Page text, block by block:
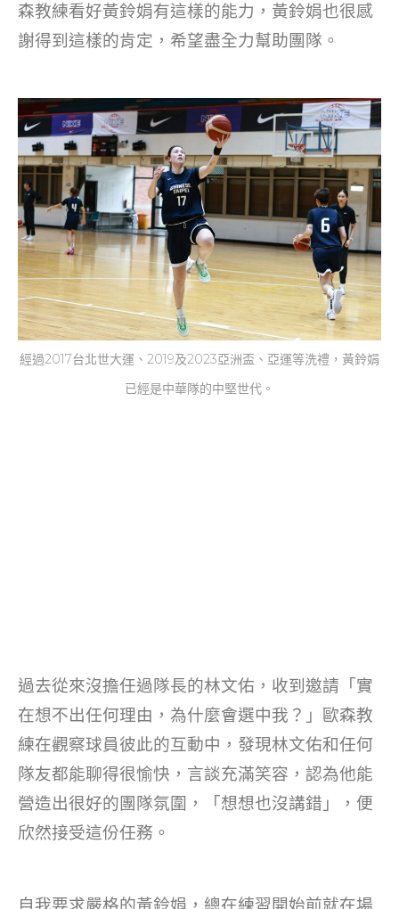
森教練看好黃鈴娟有這樣的能力，黃鈴娟也很感
謝得到這樣的肯定，希望盡全力幫助團隊。
經過2017台北世大運、2019及2023亞洲盃、亞運等洗禮，黃鈴娟
已經是中華隊的中堅世代。
過去從來沒擔任過隊長的林文佑，收到邀請「實
在想不出任何理由，為什麼會選中我？」歐森教
練在觀察球員彼此的互動中，發現林文佑和任何
隊友都能聊得很愉快，言談充滿笑容，認為他能
營造出很好的團隊氛圍，「想想也沒講錯」，便
欣然接受這份任務。